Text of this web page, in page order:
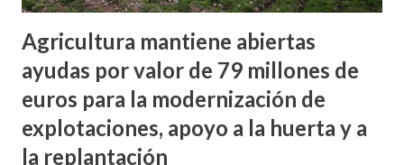
Agricultura mantiene abiertas
ayudas por valor de 79 millones de
euros para la modernización de
explotaciones, apoyo a la huerta y a
la replantación